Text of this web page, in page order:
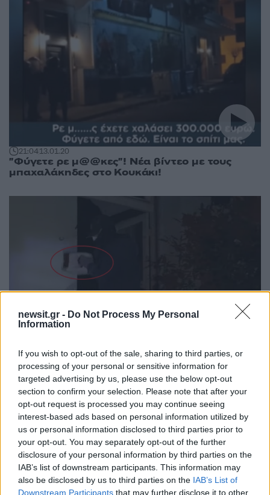
newsit.gr - Do Not Process My Personal
Information
If you wish to opt-out of the sale, sharing to third parties, or
processing of your personal or sensitive information for
targeted advertising by us, please use the below opt-out
section to confirm your selection. Please note that after your
opt-out request is processed you may continue seeing
interest-based ads based on personal information utilized by
us or personal information disclosed to third parties prior to
your opt-out. You may separately opt-out of the further
disclosure of your personal information by third parties on the
IAB’s list of downstream participants. This information may
also be disclosed by us to third parties on the IAB’s List of
Downstream Participants that may further disclose it to other
21:0413.01.20
"Φύγετε ρε μ@@κες"! Νέα βίντεο με τους
μπαχαλάκηδες στο Κουκάκι!
Σοκαριστική βία κατά της αστυνομίας στο
Κουκάκι! Βίντεο ντοκουμέντο